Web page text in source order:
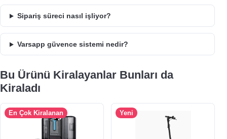
Sipariş süreci nasıl işliyor?
Varsapp güvence sistemi nedir?
Bu Ürünü Kiralayanlar Bunları da
Kiraladı
En Çok Kiralanan Yeni